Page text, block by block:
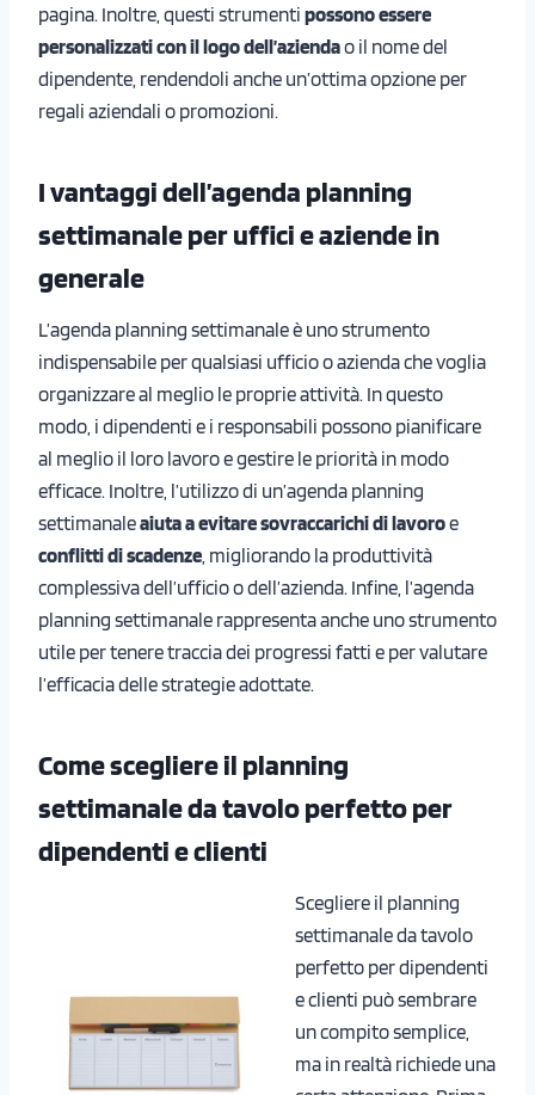
pagina. Inoltre, questi strumenti possono essere
personalizzati con il logo dell’aziendao il nome del
dipendente, rendendoli anche un’ottima opzione per
regali aziendali o promozioni.
I vantaggi dell’agenda planning
settimanale per uffici e aziende in
generale
L’agenda planning settimanale è uno strumento
indispensabile per qualsiasi ufficio o azienda che voglia
organizzare al meglio le proprie attività. In questo
modo, i dipendenti e i responsabili possono pianificare
al meglio il loro lavoro e gestire le priorità in modo
efficace. Inoltre, l’utilizzo di un’agenda planning
settimanaleaiuta a evitare sovraccarichi di lavoroe
conflitti di scadenze , migliorando la produttività
complessiva dell’ufficio o dell’azienda. Infine, l’agenda
planning settimanale rappresenta anche uno strumento
utile per tenere traccia dei progressi fatti e per valutare
l’efficacia delle strategie adottate.
Come scegliere il planning
settimanale da tavolo perfetto per
dipendenti e clienti
Scegliere il planning
settimanale da tavolo
perfetto per dipendenti
e clienti può sembrare
un compito semplice,
ma in realtà richiede una